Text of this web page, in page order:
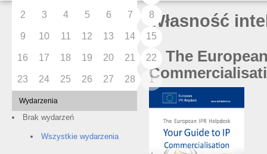
2 3 4 5 6 7 8
9 10 11 12 13 14 15
16 17 18 19 20 21 22
23 24 25 26 27 28 1
Wydarzenia
Brak wydarzeń
Wszystkie wydarzenia
Własność
1. The